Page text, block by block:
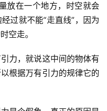
放在一个地方，时空就会
过就不能“走直线”，因为
空走。
力，就说这中间的物体有
根据万有引力的规律它的